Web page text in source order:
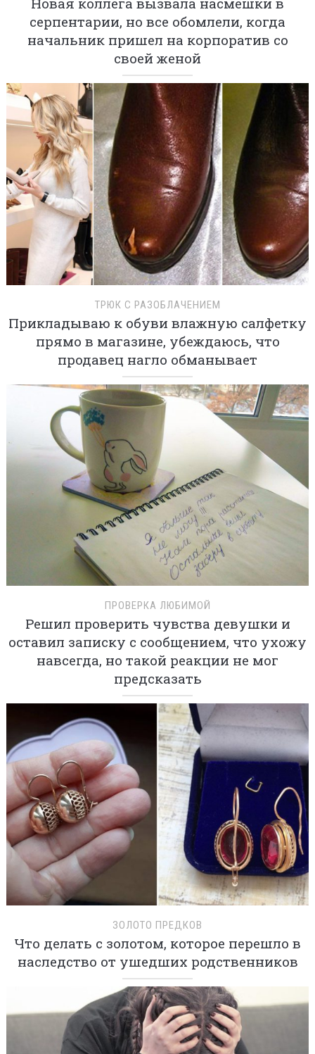
серпентарии, но все обомлели, когда
начальник пришел на корпоратив со
своей женой
ТРЮК С РАЗОБЛАЧЕНИЕМ
Прикладываю к обуви влажную салфетку
прямо в магазине, убеждаюсь, что
продавец нагло обманывает
ПРОВЕРКА ЛЮБИМОЙ
Решил проверить чувства девушки и
оставил записку с сообщением, что ухожу
навсегда, но такой реакции не мог
предсказать
ЗОЛОТО ПРЕДКОВ
Что делать с золотом, которое перешло в
наследство от ушедших родственников